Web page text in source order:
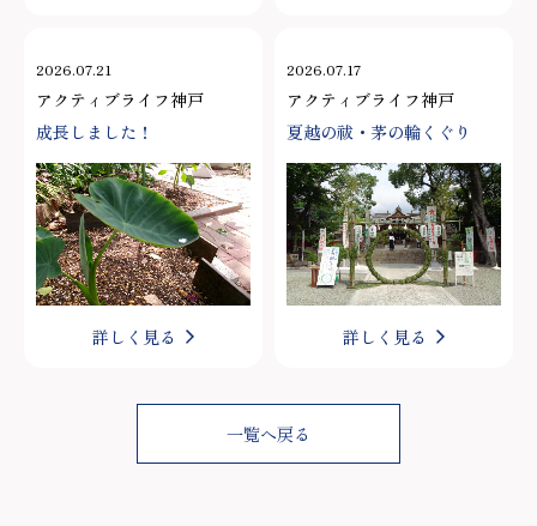
2026.07.21
アクティブライフ神戸
成長しました！
詳しく見る
2026.07.17
アクティブライフ神戸
夏越の祓・茅の輪くぐり
詳しく見る
一覧へ戻る